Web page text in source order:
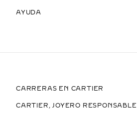
AYUDA
CARRERAS EN CARTIER
CARTIER, JOYERO RESPONSABLE